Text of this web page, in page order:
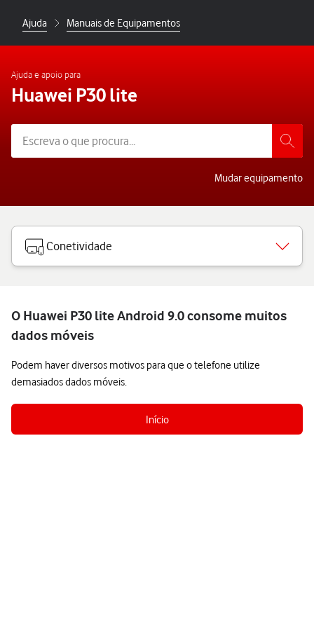
Ajuda Manuais de Equipamentos
Ajuda e apoio para
Huawei P30 lite
Mudar equipamento
Conetividade
O Huawei P30 lite Android 9.0 consome muitos
dados móveis
Podem haver diversos motivos para que o telefone utilize
demasiados dados móveis.
Início